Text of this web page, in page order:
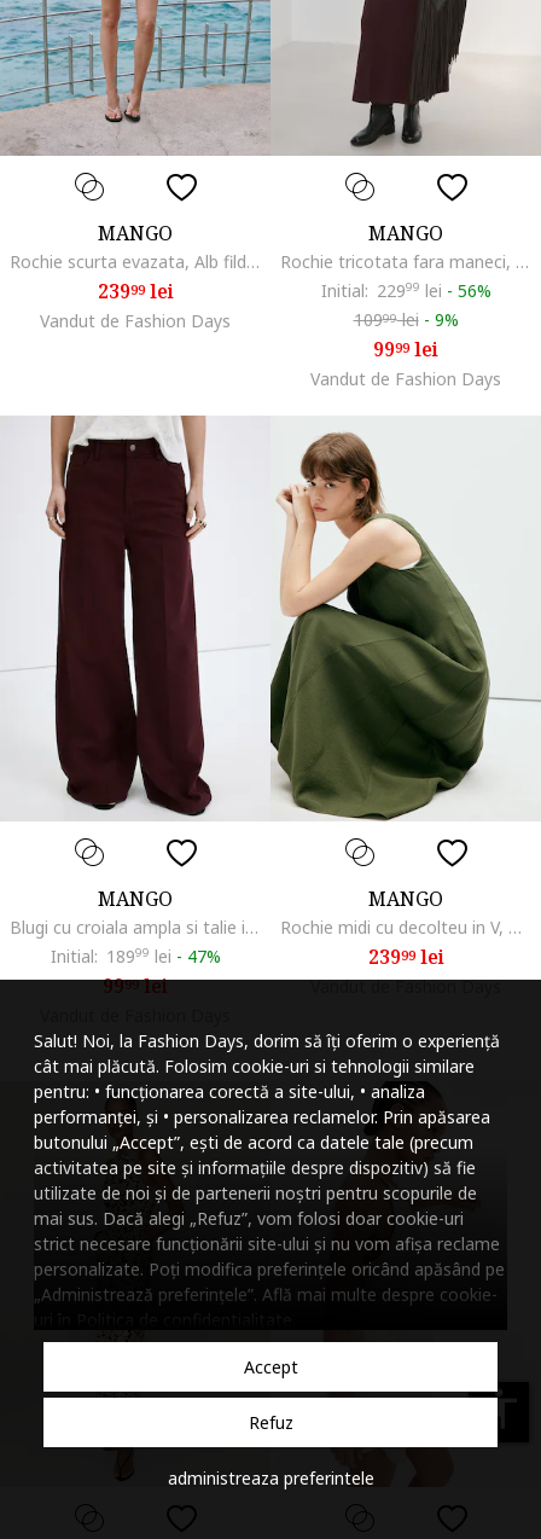
Salut! Noi, la Fashion Days, dorim să îți oferim o experiență
cât mai plăcută. Folosim cookie-uri si tehnologii similare
pentru: • funcționarea corectă a site-ului, • analiza
performanței, și • personalizarea reclamelor. Prin apăsarea
butonului „Accept”, ești de acord ca datele tale (precum
activitatea pe site și informațiile despre dispozitiv) să fie
utilizate de noi și de partenerii noștri pentru scopurile de
mai sus. Dacă alegi „Refuz”, vom folosi doar cookie-uri
strict necesare funcționării site-ului și nu vom afișa reclame
personalizate. Poți modifica preferințele oricând apăsând pe
„Administrează preferințele”. Află mai multe despre cookie-
Accept
Refuz
administreaza preferintele
MANGO
Rochie scurta evazata, Alb fildes
23999lei
Vandut de Fashion Days
MANGO
Rochie tricotata fara maneci, Maro inchis
Initial: 22999 lei - 56%
10999lei - 9%
9999lei
Vandut de Fashion Days
MANGO
Blugi cu croiala ampla si talie inalta, Rosu inchis
Initial: 18999 lei - 47%
9999lei
MANGO
Rochie midi cu decolteu in V, Kaki inchis
23999lei
Vandut de Fashion Days
accessibility
Micsoreaza
Mareste spatierea
Micsoreaza
Mareste inaltimea
Micsoreaza
Inverseaza culorile
Nuante de gri
Cursor mare